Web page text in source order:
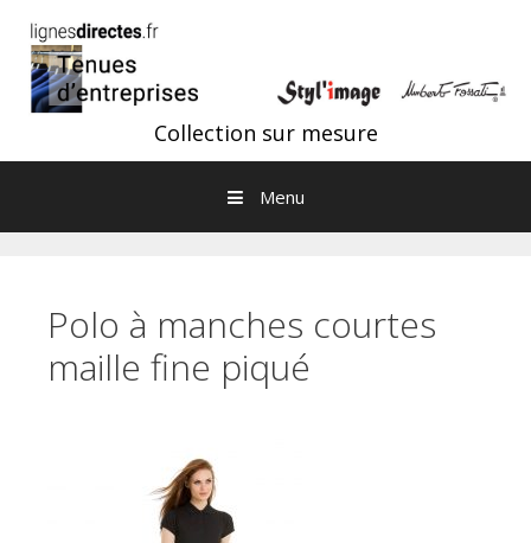
Collection sur mesure
Menu
Polo à manches courtes
maille fine piqué